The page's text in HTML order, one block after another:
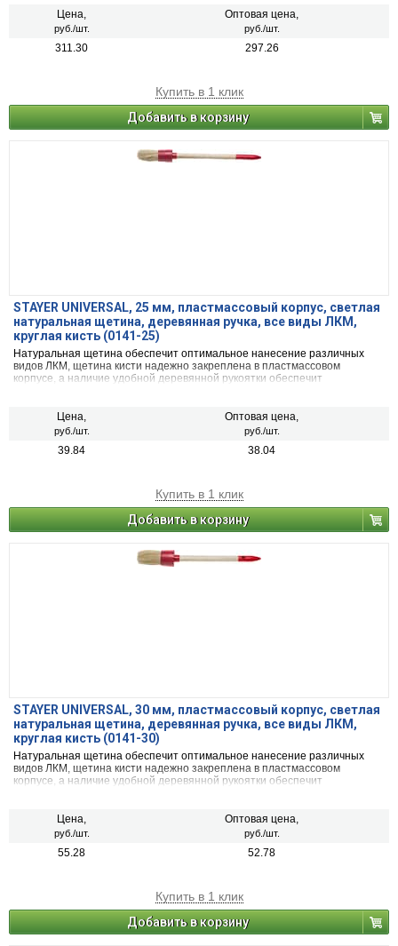
Цена,
руб./шт.
Оптовая цена,
руб./шт.
311.30 297.26
Купить в 1 клик
Добавить в корзину
STAYER UNIVERSAL, 25 мм, пластмассовый корпус, светлая
натуральная щетина, деревянная ручка, все виды ЛКМ,
круглая кисть (0141-25)
Натуральная щетина обеспечит оптимальное нанесение различных
видов ЛКМ, щетина кисти надежно закреплена в пластмассовом
корпусе, а наличие удобной деревянной рукоятки обеспечит
Цена,
руб./шт.
Оптовая цена,
руб./шт.
39.84 38.04
Купить в 1 клик
Добавить в корзину
STAYER UNIVERSAL, 30 мм, пластмассовый корпус, светлая
натуральная щетина, деревянная ручка, все виды ЛКМ,
круглая кисть (0141-30)
Натуральная щетина обеспечит оптимальное нанесение различных
видов ЛКМ, щетина кисти надежно закреплена в пластмассовом
корпусе, а наличие удобной деревянной рукоятки обеспечит
Цена,
руб./шт.
Оптовая цена,
руб./шт.
55.28 52.78
Купить в 1 клик
Добавить в корзину